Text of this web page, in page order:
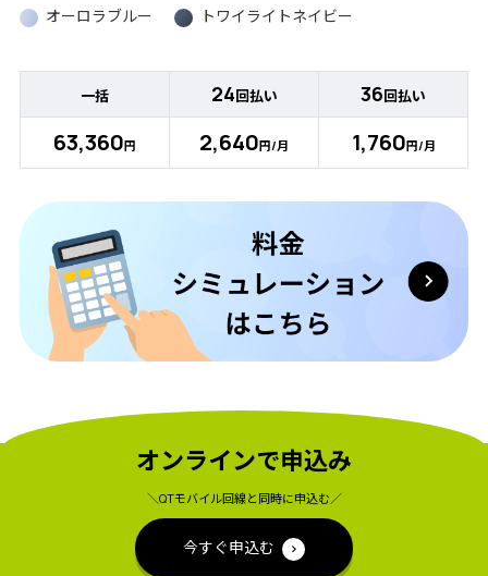
一括 24回払い 36回払い
63,360円 2,640円/月 1,760円/月
オーロラブルー トワイライトネイビー
オンラインで申込み
＼QTモバイル回線と同時に申込む／
今すぐ申込む